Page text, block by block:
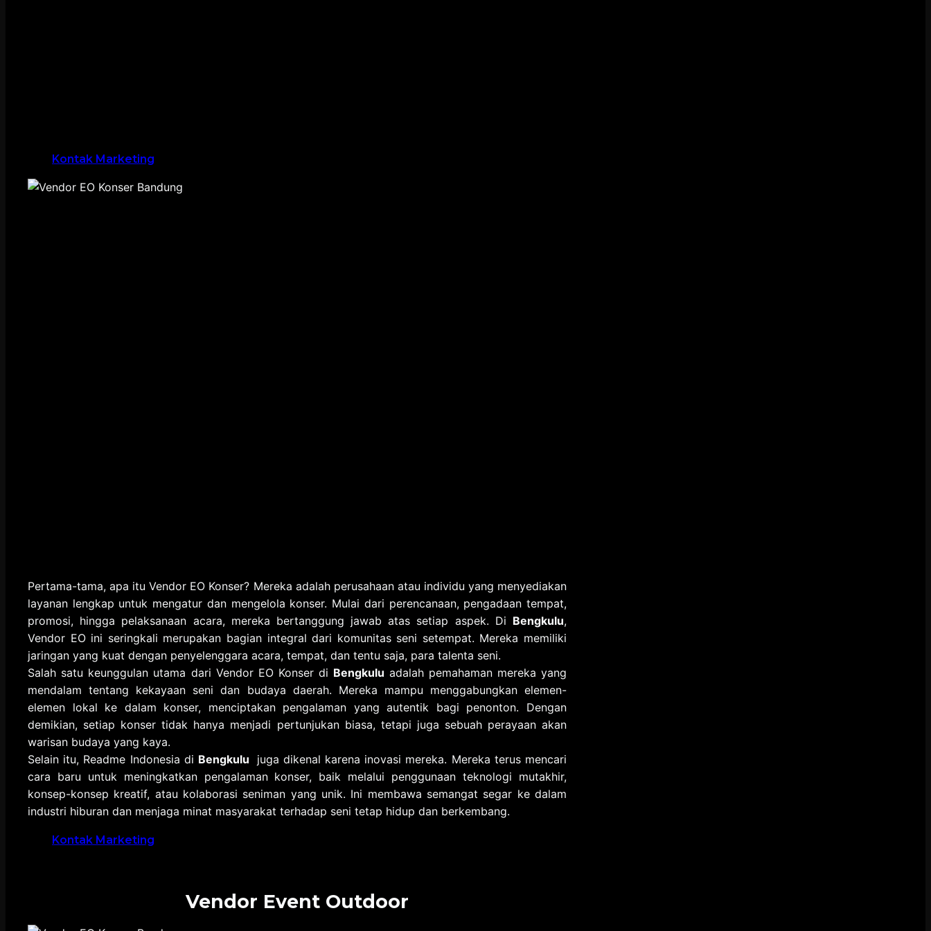
Kontak Marketing
Pertama-tama, apa itu Vendor EO Konser? Mereka adalah perusahaan atau individu yang menyediakan
layanan lengkap untuk mengatur dan mengelola konser. Mulai dari perencanaan, pengadaan tempat,
promosi, hingga pelaksanaan acara, mereka bertanggung jawab atas setiap aspek. Di Bengkulu,
Vendor EO ini seringkali merupakan bagian integral dari komunitas seni setempat. Mereka memiliki
jaringan yang kuat dengan penyelenggara acara, tempat, dan tentu saja, para talenta seni.
Salah satu keunggulan utama dari Vendor EO Konser di Bengkulu adalah pemahaman mereka yang
mendalam tentang kekayaan seni dan budaya daerah. Mereka mampu menggabungkan elemen-
elemen lokal ke dalam konser, menciptakan pengalaman yang autentik bagi penonton. Dengan
demikian, setiap konser tidak hanya menjadi pertunjukan biasa, tetapi juga sebuah perayaan akan
warisan budaya yang kaya.
Selain itu, Readme Indonesia di Bengkulu
juga dikenal karena inovasi mereka. Mereka terus mencari
cara baru untuk meningkatkan pengalaman konser, baik melalui penggunaan teknologi mutakhir,
konsep-konsep kreatif, atau kolaborasi seniman yang unik. Ini membawa semangat segar ke dalam
industri hiburan dan menjaga minat masyarakat terhadap seni tetap hidup dan berkembang.
Kontak Marketing
Vendor Event Outdoor